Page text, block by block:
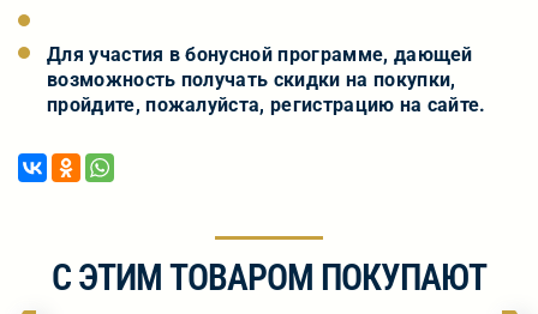
Для участия в бонусной программе, дающей
возможность получать скидки на покупки,
пройдите, пожалуйста, регистрацию на сайте.
С ЭТИМ ТОВАРОМ ПОКУПАЮТ